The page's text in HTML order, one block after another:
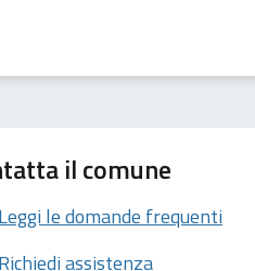
il comune
le domande frequenti
assistenza